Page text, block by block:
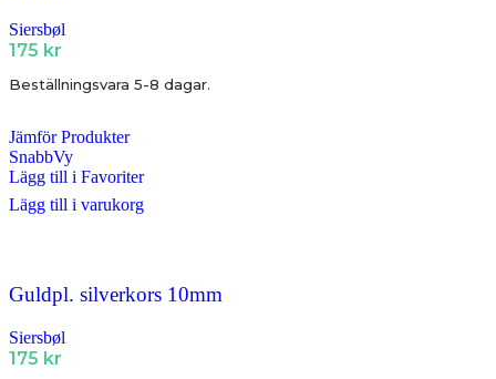
Siersbøl
175 kr
Beställningsvara 5-8 dagar.
Jämför Produkter
SnabbVy
Lägg till i Favoriter
Lägg till i varukorg
Guldpl. silverkors 10mm
Siersbøl
175 kr